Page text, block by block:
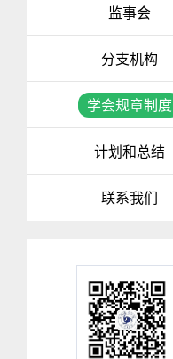
监事会
分支机构
学会规章制度
计划和总结
联系我们